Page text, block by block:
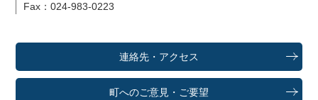
Fax：024-983-0223
連絡先・アクセス
町へのご意見・ご要望